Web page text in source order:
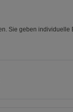
Sie geben individuelle